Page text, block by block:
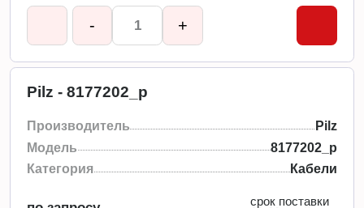
- +
Pilz - 8177202_p
Производитель
Pilz
Модель
8177202_p
Категория
Кабели
срок поставки